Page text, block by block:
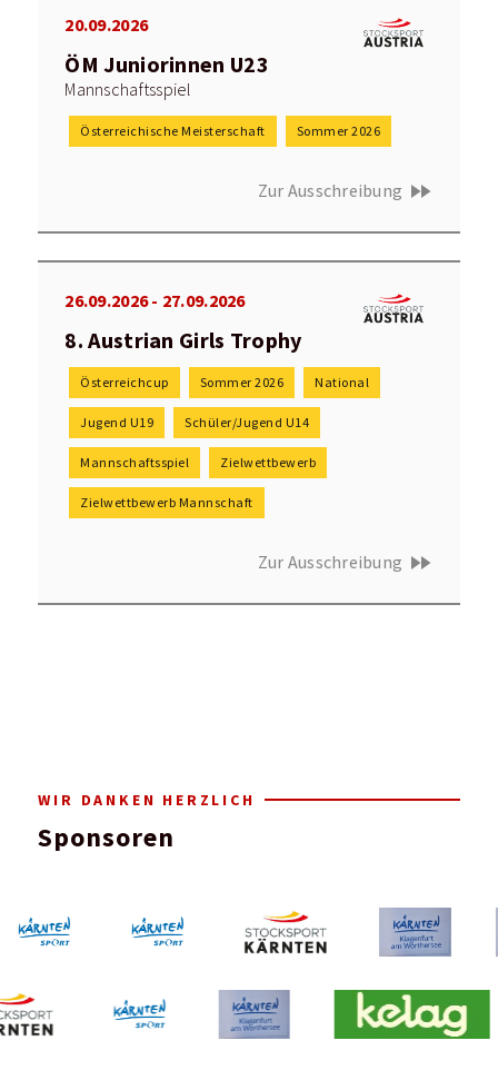
20.09.2026
ÖM Juniorinnen U23
Mannschaftsspiel
Österreichische Meisterschaft Sommer 2026
Zur Ausschreibung fast_forward
26.09.2026 - 27.09.2026
8. Austrian Girls Trophy
Österreichcup Sommer 2026 National
Jugend U19 Schüler/Jugend U14
Mannschaftsspiel Zielwettbewerb
Zielwettbewerb Mannschaft
Zur Ausschreibung fast_forward
WIR DANKEN HERZLICH
Sponsoren